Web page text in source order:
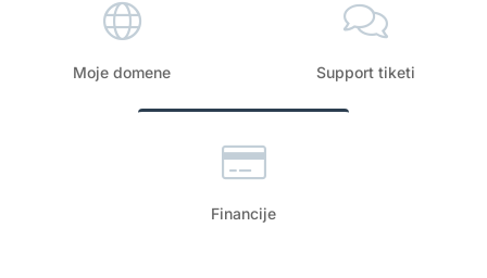
Moje domene Support tiketi
Financije